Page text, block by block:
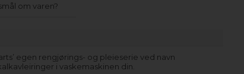
om varen?
egen rengjørings- og pleieserie ved navn
i vaskemaskinen din.